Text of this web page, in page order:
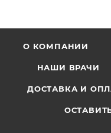
О КОМПАНИИ
НАШИ ВРАЧИ
ДОСТАВКА И